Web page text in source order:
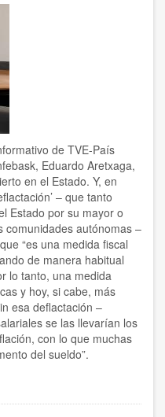
de TVE-País
Eduardo Aretxaga,
en el Estado. Y, en
– que tanto
Estado por su mayor o
comunidades autónomas –
“es una medida fiscal
de manera habitual
lo tanto, una medida
y hoy, si cabe, más
esa deflactación –
se las llevarían los
con lo que muchas
del sueldo”.